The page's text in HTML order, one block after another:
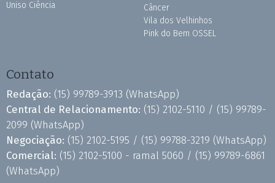
Uniso Ciência
Câncer
Vila dos Velhinhos
Pink do Bem OSSEL
Contato
Redação: (15) 99789-3913 (WhatsApp)
Central de Relacionamento: (15) 2102-5110 / (15) 99789-
2099 (WhatsApp)
Negociação: (15) 2102-5195 / (15) 99788-3219 (WhatsApp)
Comercial: (15) 2102-5100 - ramal 5060 / (15) 99789-6861
(WhatsApp)